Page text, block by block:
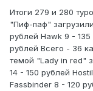
Итоги 279 и 280
"Пиф-паф"
рублей Hawk 9 -
рублей Всего - 36
темой "Lady in red"
14 - 150 рублей
Fassbinder 8 - 120